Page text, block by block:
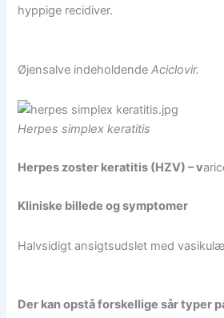
hyppige recidiver.
Øjensalve indeholdendeAciclovir.
Herpes simplex keratitis
Herpes zoster keratitis (HZV) – v
Kliniske billede og symptomer
Halvsidigt ansigtsudslet med
Der kan opstå forskellige sår typer